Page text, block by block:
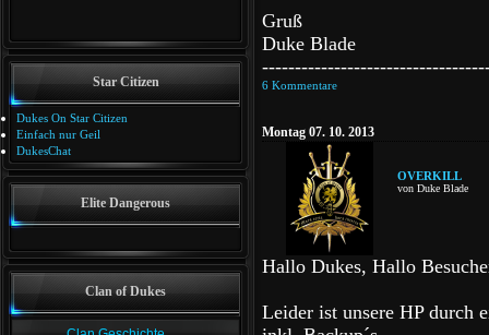
Star Citizen
Dukes On Star Citizen
Einfach nur Geil
DukesChat
Elite Dangerous
Clan of Dukes
Gruß
Duke Blade
6 Kommentare
Montag 07. 10. 2013
OVERKILL
von Duke Blade
Hallo Dukes, Hallo
Leider ist unsere HP durch